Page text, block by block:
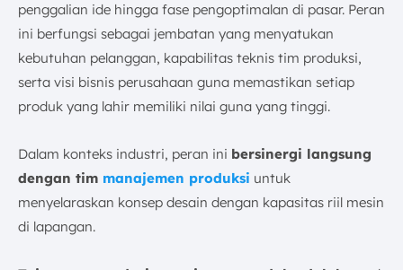
penggalian ide hingga fase pengoptimalan di pasar. Peran
ini berfungsi sebagai jembatan yang menyatukan
kebutuhan pelanggan, kapabilitas teknis tim produksi,
serta visi bisnis perusahaan guna memastikan setiap
produk yang lahir memiliki nilai guna yang tinggi.
Dalam konteks industri, peran ini bersinergi langsung
dengan tim manajemen produksi untuk
menyelaraskan konsep desain dengan kapasitas riil mesin
di lapangan.